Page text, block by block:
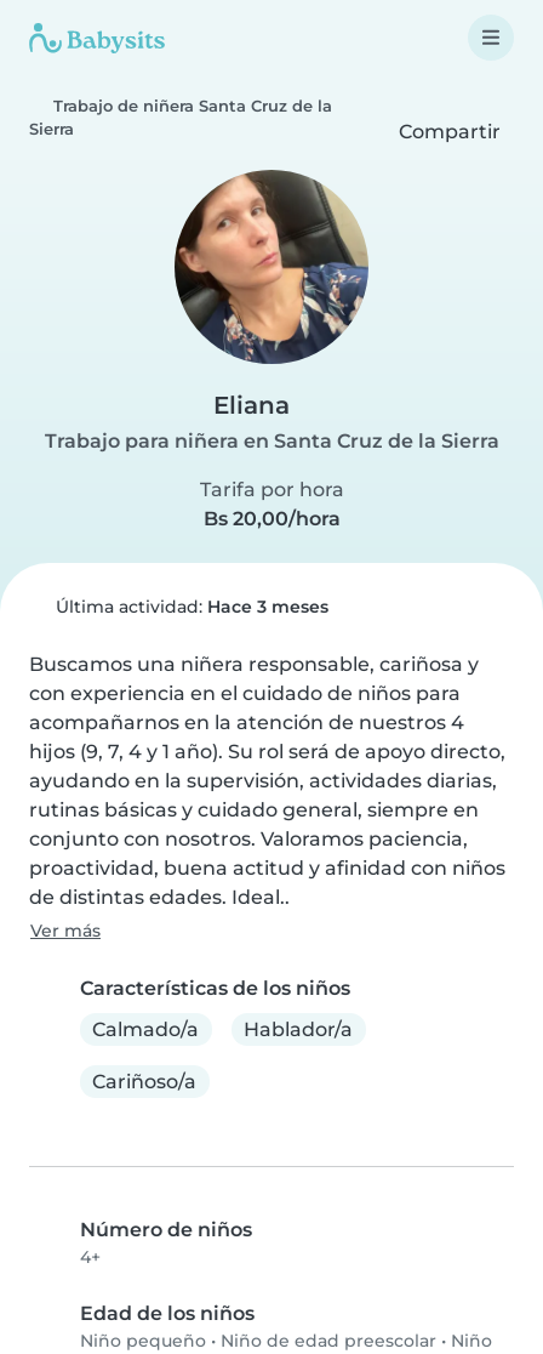
Trabajo de niñera Santa Cruz de la
Sierra
Compartir
Eliana
Trabajo para niñera en Santa Cruz de la Sierra
Tarifa por hora
Bs 20,00/hora
Última actividad: Hace 3 meses
Buscamos una niñera responsable, cariñosa y
con experiencia en el cuidado de niños para
acompañarnos en la atención de nuestros 4
hijos (9, 7, 4 y 1 año). Su rol será de apoyo directo,
ayudando en la supervisión, actividades diarias,
rutinas básicas y cuidado general, siempre en
conjunto con nosotros. Valoramos paciencia,
proactividad, buena actitud y afinidad con niños
de distintas edades. Ideal..
Ver más
Características de los niños
Calmado/a
Hablador/a
Cariñoso/a
Número de niños
4+
Edad de los niños
Niño pequeño • Niño de edad preescolar • Niño